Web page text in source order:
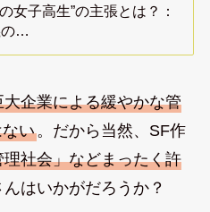
女子高生”の主張とは？：
の…
企業による緩やかな管
い。だから当然、SF作
理社会」などまったく許
はいかがだろうか？